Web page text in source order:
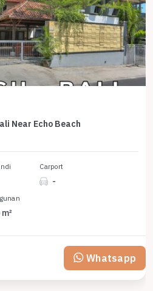
Near Echo Beach
Carport
-
Whatsapp